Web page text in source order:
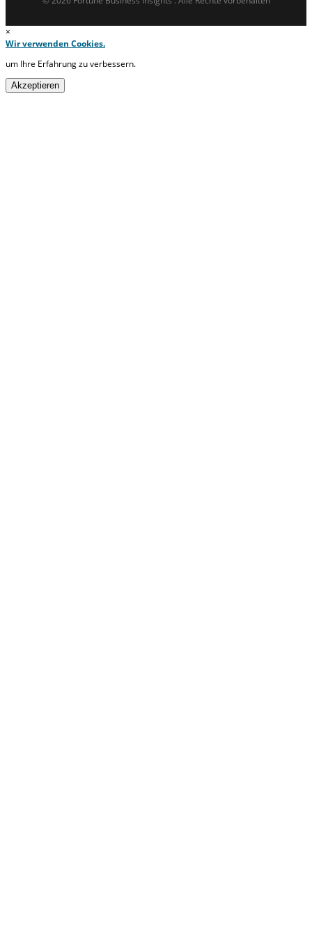
×
Wir verwenden Cookies.
um Ihre Erfahrung zu verbessern.
Akzeptieren